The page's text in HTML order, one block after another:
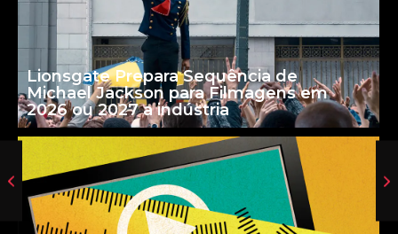
Lionsgate Prepara Sequência de
Michael Jackson para Filmagens em
2026 ou 2027 a indústria